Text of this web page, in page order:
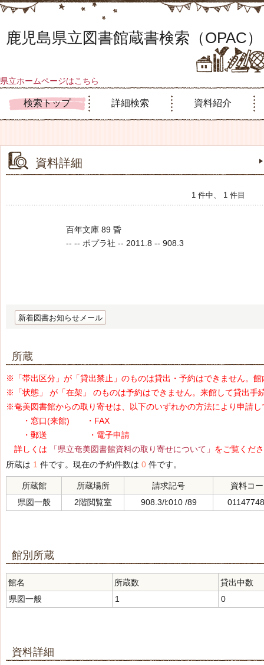
鹿児島県立図書館蔵書検索（OPAC）
県立ホームページはこちら
検索トップ 詳細検索 資料紹介
資料詳細
1 件中、 1 件目
百年文庫 89 昏
-- -- ポプラ社 -- 2011.8 -- 908.3
新着図書お知らせメール
所蔵
※「帯出区分」が「貸出禁止」のものは貸出・予約はできません。
※「状態」 が「在架」 のものは予約はできません。来館して貸出手
※奄美図書館からの取り寄せは、以下のいずれかの方法により申請し
・窓口(来館) ・FAX
・郵送 ・電子申請
詳しくは
「県立奄美図書館資料の取り寄せについて」 をご覧くだ
所蔵は 1 件です。現在の予約件数は 0 件です。
所蔵館 所蔵場所 請求記号
資料コ
県図一般
2階閲覧室 908.3/ﾋ010 /89
館別所蔵
館名 所蔵数
貸出中数
県図一般
1 0
資料詳細